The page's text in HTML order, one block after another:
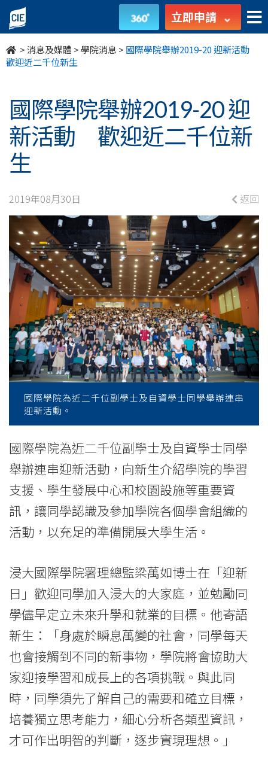
國
際
學
舉
辦
2019-
20
迎
新
活
動
歡
迎
近
千
位
新
生
院
消
息
國
際
學
立即申請
>消息及媒體 >學院消息 > 國際學院舉辦2019-20 迎新活動
歡迎近二千位新生
國際學院舉辦2019-20 迎
新活動 歡迎近二千位新
生
2019年08月30日 返回
國際學院為近二千位副學士及自資學士同學舉辦連串
迎新活動。
國際學院為近二千位副學士及自資學士同學
舉辦連串迎新活動，向新生介紹學院的學習
支援、學生發展中心和校園設施等重要資
訊，讓同學認識及參加學院各個學會組織的
活動，以充足的準備開展大學生活。
浸大國際學院署理總監梁萬如博士在「迎新
日」歡迎同學加入浸大的大家庭，並勉勵同
學儘早定立未來升學和就業的目標。他寄語
新生：「身處於瞬息萬變的社會，同學每天
也會接觸到不同的新事物，學院將會協助大
家迎接學習和成長上的各項挑戰。與此同
時，同學須先了解自己的需要和確立目標，
培養獨立思考能力，細心分析各類型資訊，
才可作出明智的判斷，逐步實現理想。」